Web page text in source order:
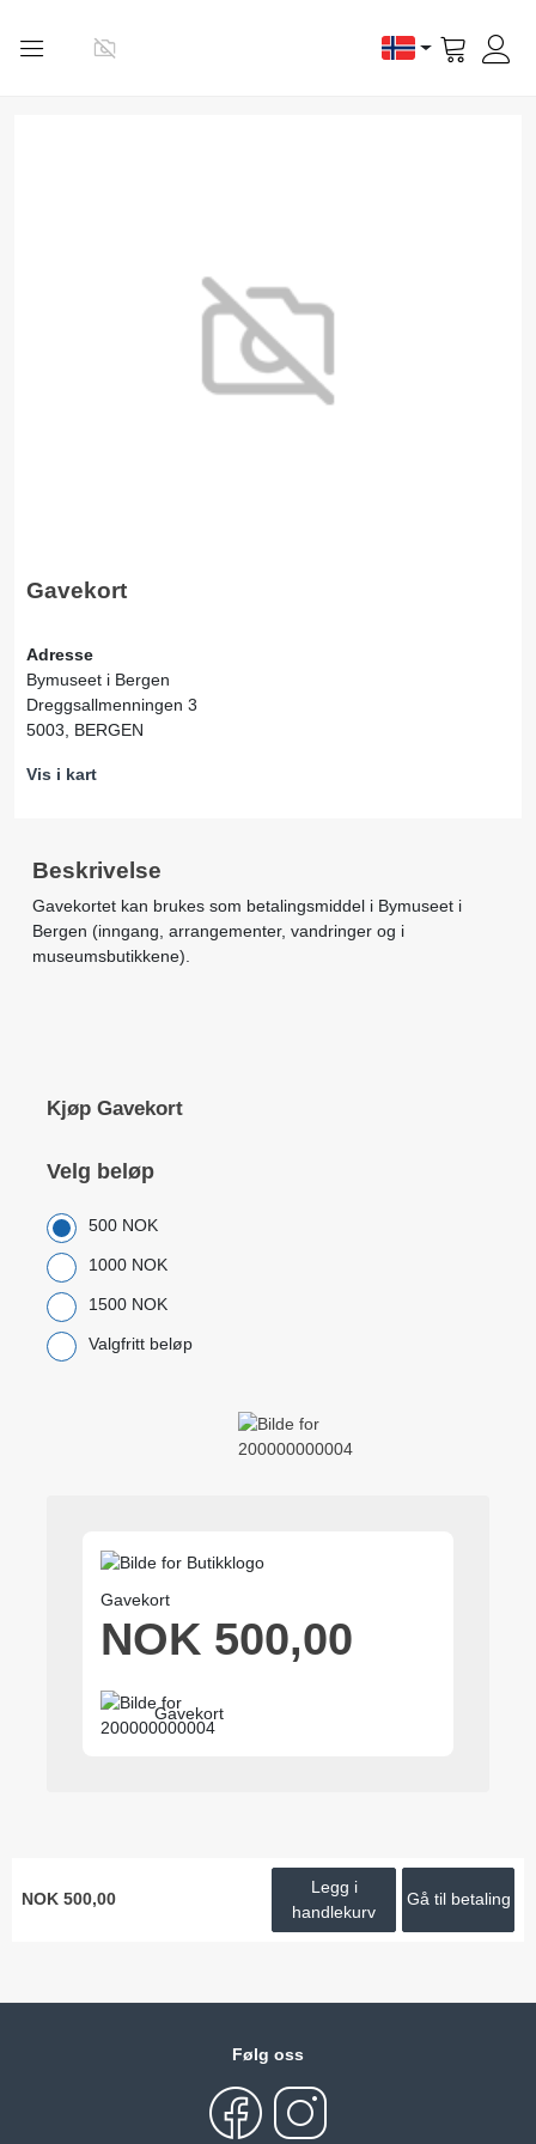
Vis
Gavekort
Adresse
Bymuseet i Bergen
Dreggsallmenningen 3
5003, BERGEN
Vis i kart
Beskrivelse
Gavekortet kan brukes som betalingsmiddel i Bymuseet i
Bergen (inngang, arrangementer, vandringer og i
museumsbutikkene).
Kjøp Gavekort
Velg beløp
500 NOK
1000 NOK
1500 NOK
Valgfritt beløp
Gavekort
NOK 500,00
Gavekort
NOK 500,00
Legg i
handlekurv
Gå til betaling
Følg oss